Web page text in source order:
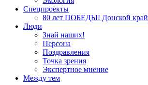
Спецпроекты
80 лет ПОБЕДЫ! Донской край
Люди
Знай наших!
Персона
Поздравления
Точка зрения
Экспертное мнение
Между тем